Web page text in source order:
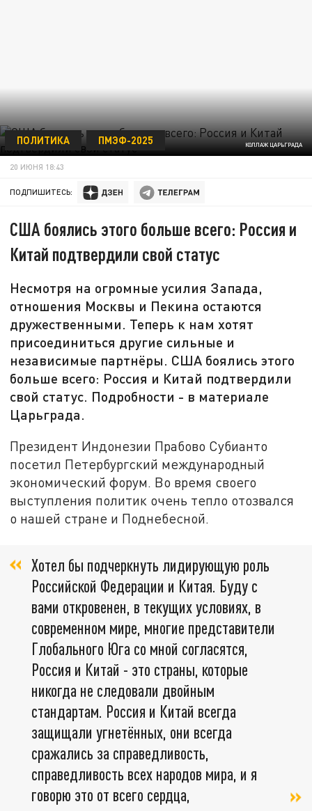
КОЛЛАЖ ЦАРЬГРАДА
ПОЛИТИКА ПМЭФ-2025
20 ИЮНЯ 18:43
ПОДПИШИТЕСЬ:
США боялись этого больше всего: Россия и
Китай подтвердили свой статус
Несмотря на огромные усилия Запада,
отношения Москвы и Пекина остаются
дружественными. Теперь к нам хотят
присоединиться другие сильные и
независимые партнёры. США боялись этого
больше всего: Россия и Китай подтвердили
свой статус. Подробности - в материале
Царьграда.
Президент Индонезии Прабово Субианто
посетил Петербургский международный
экономический форум. Во время своего
выступления политик очень тепло отозвался
о нашей стране и Поднебесной.
Хотел бы подчеркнуть лидирующую роль
Российской Федерации и Китая. Буду с
вами откровенен, в текущих условиях, в
современном мире, многие представители
Глобального Юга со мной согласятся,
Россия и Китай - это страны, которые
никогда не следовали двойным
стандартам. Россия и Китай всегда
защищали угнетённых, они всегда
сражались за справедливость,
справедливость всех народов мира, и я
говорю это от всего сердца,